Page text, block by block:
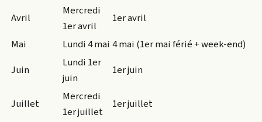
Avril
Mercredi
1er avril
1er avril
Mai
Lundi 4 mai 4 mai (1er mai férié + week-end)
Juin
Lundi 1er
juin
1er juin
Juillet
Mercredi
1er juillet
1er juillet